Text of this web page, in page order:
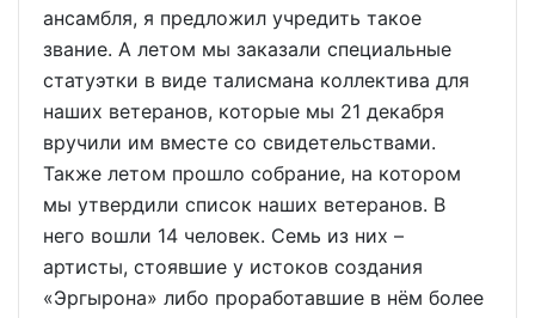
ансамбля, я предложил учредить такое
звание. А летом мы заказали специальные
статуэтки в виде талисмана коллектива для
наших ветеранов, которые мы 21 декабря
вручили им вместе со свидетельствами.
Также летом прошло собрание, на котором
мы утвердили список наших ветеранов. В
него вошли 14 человек. Семь из них –
артисты, стоявшие у истоков создания
«Эргырона» либо проработавшие в нём более